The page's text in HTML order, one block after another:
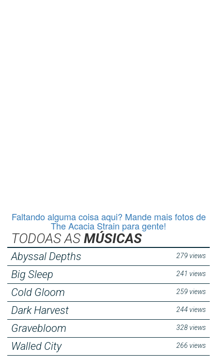
Faltando alguma coisa aqui? Mande mais fotos de
The Acacia Strain para gente!
TODOAS AS MÚSICAS
Abyssal Depths 279 views
Big Sleep 241 views
Cold Gloom 259 views
Dark Harvest 244 views
Gravebloom 328 views
Walled City 266 views